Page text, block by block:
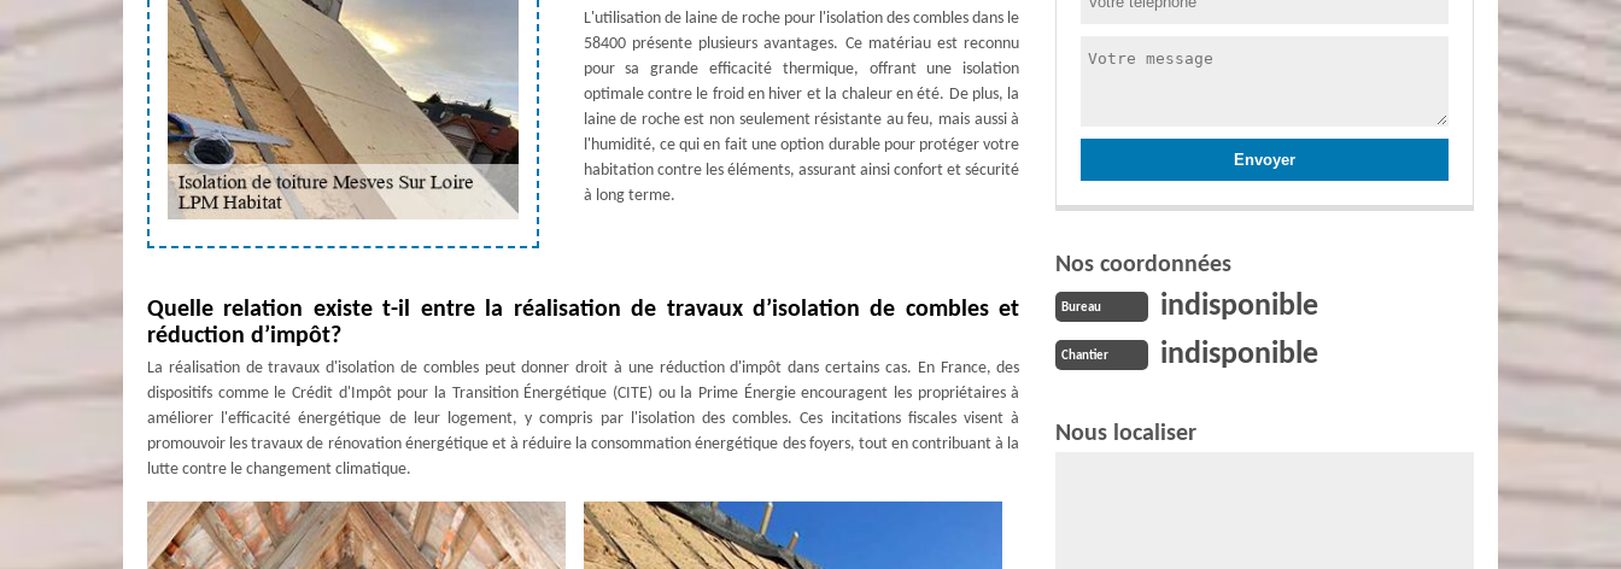
L'utilisation de laine de roche pour l'isolation des combles dans le
58400 présente plusieurs avantages. Ce matériau est reconnu
pour sa grande efficacité thermique, offrant une isolation
optimale contre le froid en hiver et la chaleur en été. De plus, la
laine de roche est non seulement résistante au feu, mais aussi à
l'humidité, ce qui en fait une option durable pour protéger votre
habitation contre les éléments, assurant ainsi confort et sécurité
à long terme.
Quelle relation existe t-il entre la réalisation de travaux d’isolation de combles et
réduction d’impôt?
La réalisation de travaux d'isolation de combles peut donner droit à une réduction d'impôt dans certains cas. En France, des
dispositifs comme le Crédit d'Impôt pour la Transition Énergétique (CITE) ou la Prime Énergie encouragent les propriétaires à
améliorer l'efficacité énergétique de leur logement, y compris par l'isolation des combles. Ces incitations fiscales visent à
promouvoir les travaux de rénovation énergétique et à réduire la consommation énergétique des foyers, tout en contribuant à la
lutte contre le changement climatique.
Nos coordonnées
Bureau indisponible
Chantier indisponible
Nous localiser